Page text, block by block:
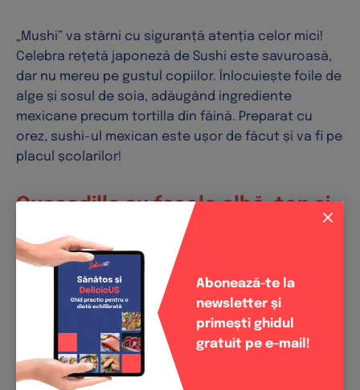
„Mushi” va stârni cu siguranță atenția celor mici!
Celebra rețetă japoneză de Sushi este savuroasă,
dar nu mereu pe gustul copiilor. Înlocuiește foile de
alge și sosul de soia, adăugând ingrediente
mexicane precum tortilla din făină. Preparat cu
orez, sushi-ul mexican este ușor de făcut și va fi pe
placul școlarilor!
Quesadilla cu fasole albă, ton și
Pico de Gallo din roșii cherry
Quesadilla este probabil una dintre cele mai rapide
rețete. Varianta cea mai simplă necesită doar
tortilla și brânză, însă farmecul acestui deliciu
mexican constă în posibilitatea de a personaliza
ingredientele în funcție de preferințe. Quesadilla cu
fasole albă, ton și Pico de Gallo din roșii cherry nu
Abonează-te la
newsletter și
primești ghidul
gratuit pe e-mail!